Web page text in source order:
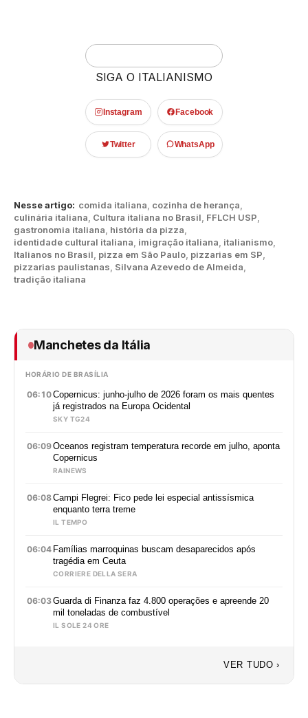
SIGA O ITALIANISMO
Instagram Facebook
Twitter WhatsApp
Nesse artigo: comida italiana cozinha de herança
culinária italiana Cultura italiana no Brasil FFLCH USP
gastronomia italiana história da pizza
identidade cultural italiana imigração italiana italianismo
Italianos no Brasil pizza em São Paulo pizzarias em SP
pizzarias paulistanas Silvana Azevedo de Almeida
tradição italiana
Manchetes da Itália
HORÁRIO DE BRASÍLIA
06:10Copernicus: junho-julho de 2026 foram os mais quentes
já registrados na Europa Ocidental
SKY TG24
06:09Oceanos registram temperatura recorde em julho, aponta
Copernicus
RAINEWS
06:08Campi Flegrei: Fico pede lei especial antissísmica
enquanto terra treme
IL TEMPO
06:04 Famílias marroquinas buscam desaparecidos após
tragédia em Ceuta
CORRIERE DELLA SERA
06:03Guarda di Finanza faz 4.800 operações e apreende 20
mil toneladas de combustível
IL SOLE 24 ORE
VER TUDO ›